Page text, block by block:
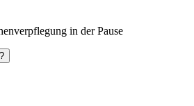
in der Pause